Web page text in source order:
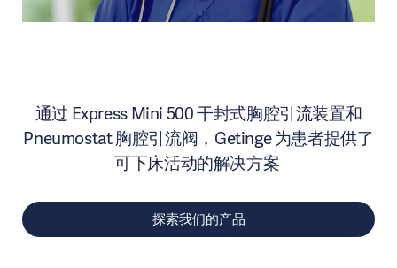
通过 Express Mini 500 干封式胸腔引流装置和
Pneumostat 胸腔引流阀，Getinge 为患者提供了
可下床活动的解决方案
探索我们的产品